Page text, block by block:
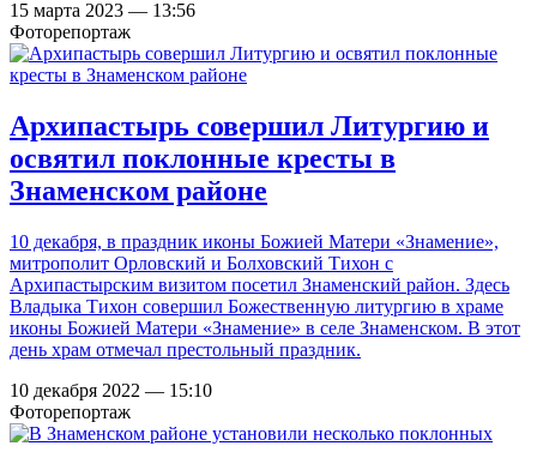
15 марта 2023 — 13:56
Фоторепортаж
Архипастырь совершил Литургию и
освятил поклонные кресты в
Знаменском районе
10 декабря, в праздник иконы Божией Матери «Знамение»,
митрополит Орловский и Болховский Тихон с
Архипастырским визитом посетил Знаменский район. Здесь
Владыка Тихон совершил Божественную литургию в храме
иконы Божией Матери «Знамение» в селе Знаменском. В этот
день храм отмечал престольный праздник.
10 декабря 2022 — 15:10
Фоторепортаж